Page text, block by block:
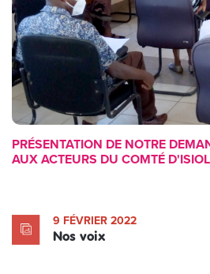
PRÉSENTATION DE NOTRE
AUX ACTEURS DU COMTÉ
9 FÉVRIER 2022
Nos voix